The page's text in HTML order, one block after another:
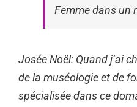
Femme dans un
Josée Noël: Quand j’ai
de la muséologie et de
spécialisée dans ce